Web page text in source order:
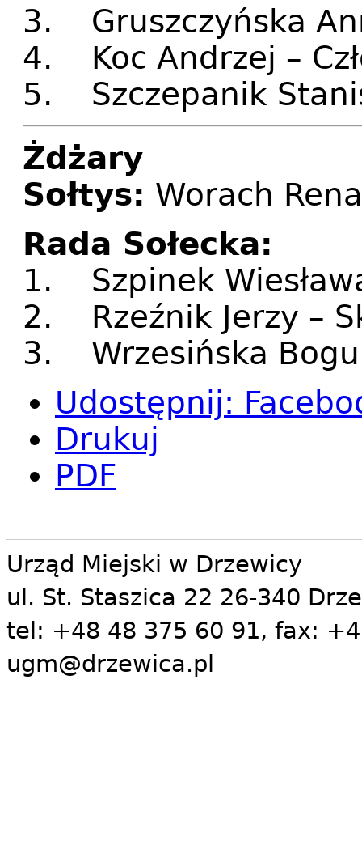
3. Gruszczyńska
4. Koc Andrzej –
5. Szczepanik
Żdżary
Sołtys: Worach
Rada Sołecka:
1. Szpinek
2. Rzeźnik Jerzy –
3. Wrzesińska
Udostępnij:
Drukuj
PDF
Urząd Miejski w Drzewicy
ul. St. Staszica 22 26-340
tel: +48 48 375 60 91, fax:
ugm@drzewica.pl